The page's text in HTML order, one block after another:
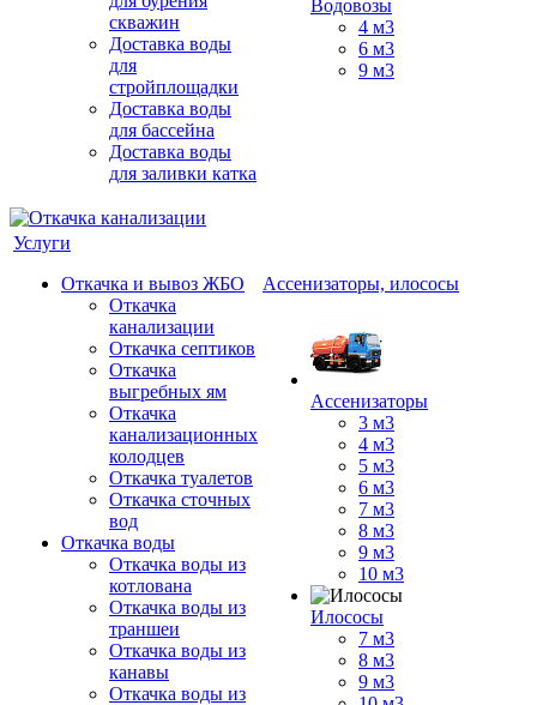
скважин
Доставка воды
для
стройплощадки
Доставка воды
для бассейна
Доставка воды
для заливки катка
Водовозы
4 м3
6 м3
9 м3
Услуги
Откачка и вывоз ЖБО
Откачка
канализации
Откачка септиков
Откачка
выгребных ям
Откачка
канализационных
колодцев
Откачка туалетов
Откачка сточных
вод
Откачка воды
Откачка воды из
котлована
Откачка воды из
траншеи
Откачка воды из
канавы
Откачка воды из
Ассенизаторы, илососы
Ассенизаторы
3 м3
4 м3
5 м3
6 м3
7 м3
8 м3
9 м3
10 м3
Илососы
7 м3
8 м3
9 м3